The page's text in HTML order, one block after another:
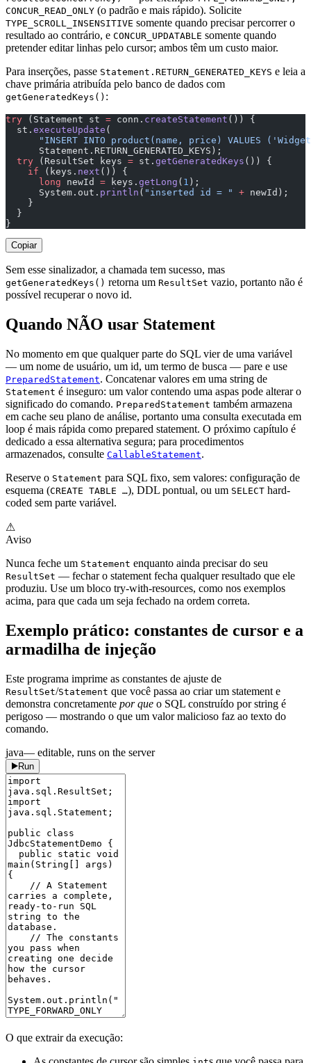
CONCUR_READ_ONLY (o padrão e mais rápido). Solicite
TYPE_SCROLL_INSENSITIVE somente quando precisar percorrer o
resultado ao contrário, e CONCUR_UPDATABLE somente quando
pretender editar linhas pelo cursor; ambos têm um custo maior.
Para inserções, passe Statement.RETURN_GENERATED_KEYS e leia a
chave primária atribuída pelo banco de dados com
getGeneratedKeys() :
try (Statement st = conn. createStatement ()) {
  st.
executeUpdate (
"INSERT INTO product(name, price) VALUES
      Statement.RETURN_GENERATED_KEYS);
  try
(ResultSet keys = st. getGeneratedKeys ()) {
    if
(keys. next ()) {
      long
newId = keys. getLong ( 1 );
      System.out.
println ( "inserted id = " + newId);
    }
  }
}
Copiar
Sem esse sinalizador, a chamada tem sucesso, mas
getGeneratedKeys() retorna um ResultSet vazio, portanto não é
possível recuperar o novo id.
Quando NÃO usar Statement
No momento em que qualquer parte do SQL vier de uma variável
— um nome de usuário, um id, um termo de busca — pare e use
PreparedStatement. Concatenar valores em uma string de
Statement é inseguro: um valor contendo uma aspas pode alterar o
significado do comando. PreparedStatement também armazena
em cache seu plano de análise, portanto uma consulta executada em
loop é mais rápida como prepared statement. O próximo capítulo é
dedicado a essa alternativa segura; para procedimentos
armazenados, consulte CallableStatement.
Reserve o Statement para SQL fixo, sem valores: configuração de
esquema (CREATE TABLE …), DDL pontual, ou um SELECT hard-
coded sem parte variável.
⚠
Aviso
Nunca feche um Statement enquanto ainda precisar do seu
ResultSet — fechar o statement fecha qualquer resultado que ele
produziu. Use um bloco try-with-resources, como nos exemplos
acima, para que cada um seja fechado na ordem correta.
Exemplo prático: constantes de cursor e a
armadilha de injeção
Este programa imprime as constantes de ajuste de
ResultSet/Statement que você passa ao criar um statement e
demonstra concretamente por que o SQL construído por string é
perigoso — mostrando o que um valor malicioso faz ao texto do
comando.
java— editable, runs on the server
Run
O que extrair da execução: